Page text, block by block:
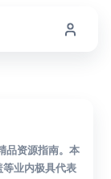
品资源指南。本
业内极具代表